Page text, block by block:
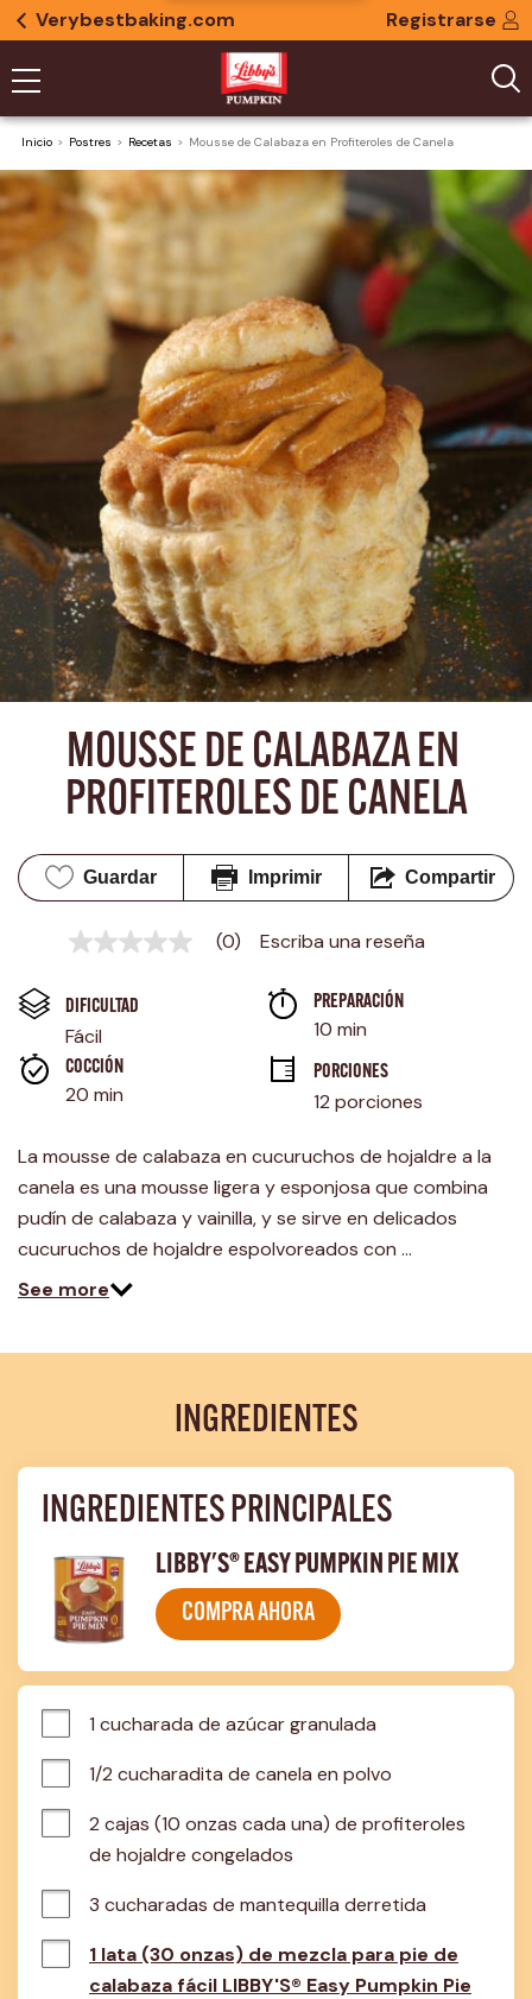
Verybestbaking.com Registrarse
Inicio Postres Recetas Mousse de Calabaza en Profiteroles de Canela
MOUSSE DE CALABAZA EN
PROFITEROLES DE CANELA
Guardar Imprimir Compartir
Sin
en
la
misma
página.
(0) Escriba una reseña
DIFICULTAD
Fácil
PREPARACIÓN
10 min
COCCIÓN
20 min
PORCIONES
12 porciones
La mousse de calabaza en cucuruchos de hojaldre a la
canela es una mousse ligera y esponjosa que combina
pudín de calabaza y vainilla, y se sirve en delicados
cucuruchos de hojaldre espolvoreados con …
See more
INGREDIENTES
INGREDIENTES PRINCIPALES
LIBBY'S® EASY PUMPKIN PIE MIX
COMPRA AHORA
1 cucharada de azúcar granulada
1/2 cucharadita de canela en polvo
2 cajas (10 onzas cada una) de profiteroles
de hojaldre congelados
3 cucharadas de mantequilla derretida
1 lata (30 onzas) de mezcla para pie de
calabaza fácil LIBBY'S® Easy Pumpkin Pie